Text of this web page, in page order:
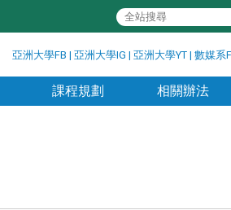
亞洲大學FB | 亞洲大學IG | 亞洲大學YT | 數媒系
課程規劃 相關辦法